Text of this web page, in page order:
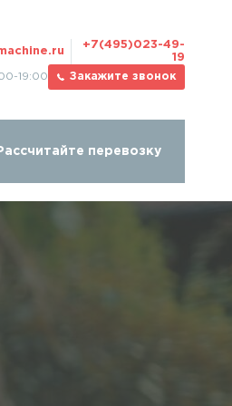
+7(495)023-49-
19
19:00
Закажите звонок
перевозку